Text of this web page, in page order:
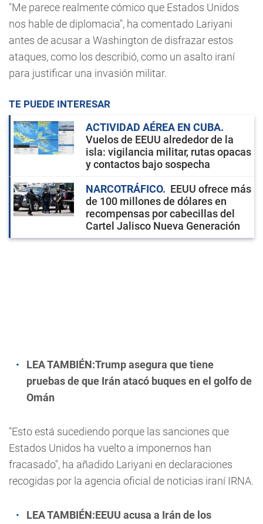
"Me parece realmente cómico que Estados Unidos
nos hable de diplomacia", ha comentado Lariyani
antes de acusar a Washington de disfrazar estos
ataques, como los describió, como un asalto iraní
para justificar una invasión militar.
TE PUEDE INTERESAR
ACTIVIDAD AÉREA EN CUBA
Vuelos de EEUU alrededor de la
isla: vigilancia militar, rutas opacas
y contactos bajo sospecha
NARCOTRÁFICO
EEUU ofrece más
de 100 millones de dólares en
recompensas por cabecillas del
Cartel Jalisco Nueva Generación
LEA TAMBIÉN:Trump asegura que tiene
pruebas de que Irán atacó buques en el golfo de
Omán
"Esto está sucediendo porque las sanciones que
Estados Unidos ha vuelto a imponernos han
fracasado", ha añadido Lariyani en declaraciones
recogidas por la agencia oficial de noticias iraní IRNA.
LEA TAMBIÉN:EEUU acusa a Irán de los